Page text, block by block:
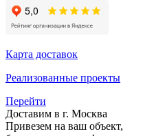
Карта доставок
Реализованные проекты
Перейти
Доставим в г. Москва
Привезем на ваш объект,